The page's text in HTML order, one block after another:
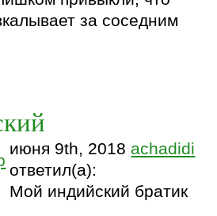
за соседним
июня 9th, 2018 achadidi
ответил(а):
Мой индийский братик